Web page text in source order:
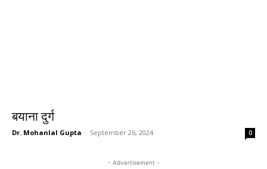
बयाना दुर्ग
Dr. Mohanlal Gupta - September 26, 2024 0
- Advertisement -